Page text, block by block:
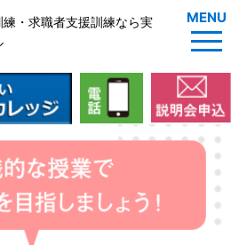
・求職者支援訓練なら実
MENU